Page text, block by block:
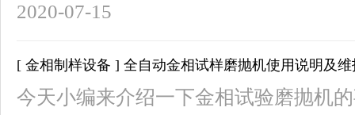
2020-07-15
[ 金相制样设备 ] 全自动金相试样磨抛机使用说明及
今天小编来介绍一下金相试验磨抛机